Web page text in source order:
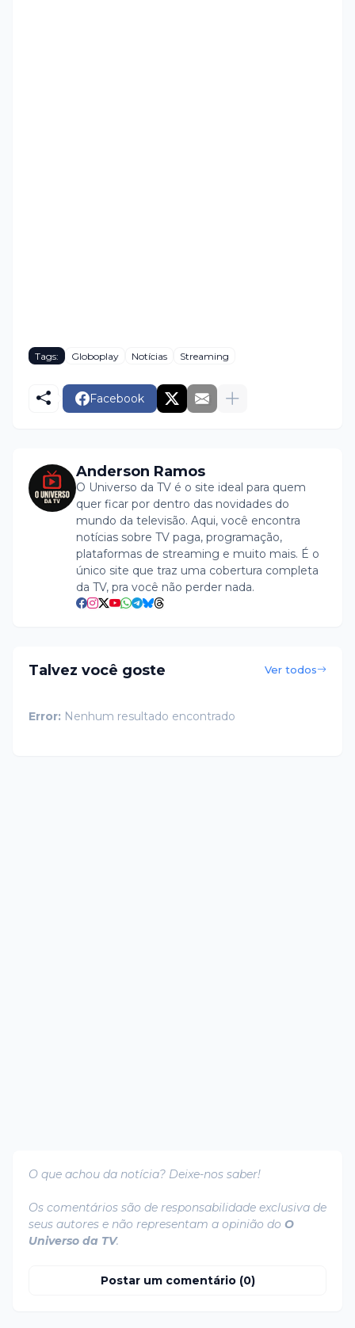
Tags: Globoplay Notícias Streaming
Facebook
Anderson Ramos
O Universo da TV é o site ideal para quem
quer ficar por dentro das novidades do
mundo da televisão. Aqui, você encontra
notícias sobre TV paga, programação,
plataformas de streaming e muito mais. É o
único site que traz uma cobertura completa
da TV, pra você não perder nada.
Talvez você goste Ver todos
Error: Nenhum resultado encontrado
O que achou da notícia? Deixe-nos saber!
Os comentários são de responsabilidade exclusiva de
seus autores e não representam a opinião do O
Universo da TV.
Postar um comentário (0)